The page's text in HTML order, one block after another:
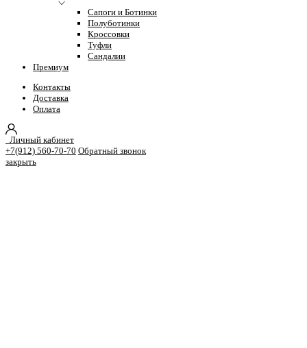
Сапоги и Ботинки
Полуботинки
Кроссовки
Туфли
Сандалии
Премиум
Контакты
Доставка
Оплата
Личный кабинет
+7(912) 560-70-70 Обратный звонок
закрыть